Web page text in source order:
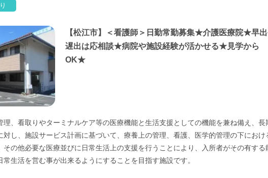
【松江市】＜看護師＞日勤常勤募集★介護医療院★早
遅出は応相談★病院や施設経験が活かせる★見学から
OK★
理、看取りやターミナルケア等の医療機能と生活支援としての機能を兼ね備え、長
対し、施設サービス計画に基づいて、療養上の管理、看護、医学的管理の下におけ
その他必要な医療並びに日常生活上の支援を行うことにより、入所者がその有する
常生活を営む事が出来るようにすることを目指す施設です。